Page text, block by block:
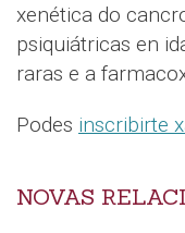
xenética do
psiquiátricas en
raras e a
Podes inscribirte
NOVAS